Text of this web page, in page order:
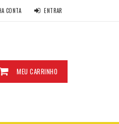
CONTA ENTRAR
MEU CARRINHO